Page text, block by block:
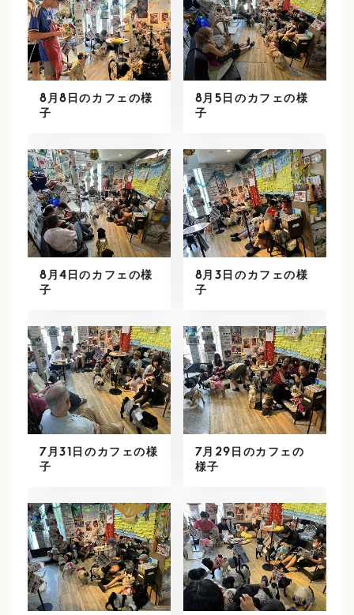
8月8日のカフェの様
子
8月5日のカフェの様
子
8月4日のカフェの様
子
8月3日のカフェの様
子
7月31日のカフェの様
子
7月29日のカフェの
様子